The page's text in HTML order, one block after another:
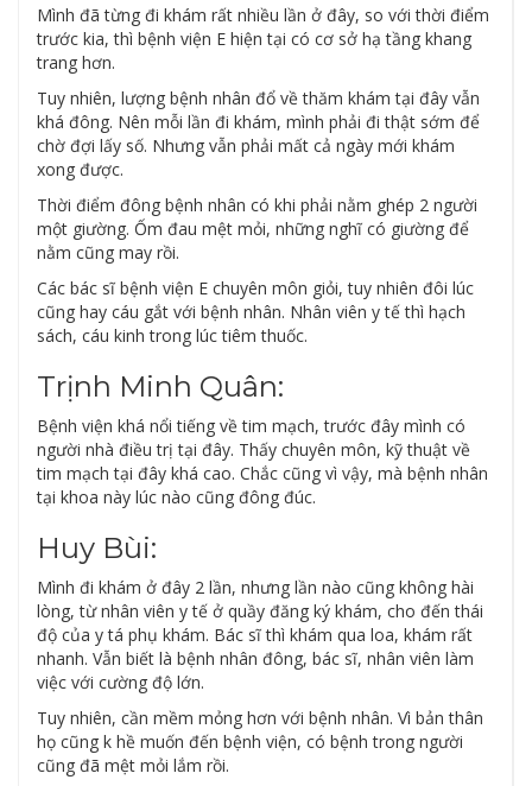
Mình đã từng đi khám rất nhiều lần ở đây, so với thời điểm
trước kia, thì bệnh viện E hiện tại có cơ sở hạ tầng khang
trang hơn.
Tuy nhiên, lượng bệnh nhân đổ về thăm khám tại đây vẫn
khá đông. Nên mỗi lần đi khám, mình phải đi thật sớm để
chờ đợi lấy số. Nhưng vẫn phải mất cả ngày mới khám
xong được.
Thời điểm đông bệnh nhân có khi phải nằm ghép 2 người
một giường. Ốm đau mệt mỏi, những nghĩ có giường để
nằm cũng may rồi.
Các bác sĩ bệnh viện E chuyên môn giỏi, tuy nhiên đôi lúc
cũng hay cáu gắt với bệnh nhân. Nhân viên y tế thì hạch
sách, cáu kinh trong lúc tiêm thuốc.
Trịnh Minh Quân:
Bệnh viện khá nổi tiếng về tim mạch, trước đây mình có
người nhà điều trị tại đây. Thấy chuyên môn, kỹ thuật về
tim mạch tại đây khá cao. Chắc cũng vì vậy, mà bệnh nhân
tại khoa này lúc nào cũng đông đúc.
Huy Bùi:
Mình đi khám ở đây 2 lần, nhưng lần nào cũng không hài
lòng, từ nhân viên y tế ở quầy đăng ký khám, cho đến thái
độ của y tá phụ khám. Bác sĩ thì khám qua loa, khám rất
nhanh. Vẫn biết là bệnh nhân đông, bác sĩ, nhân viên làm
việc với cường độ lớn.
Tuy nhiên, cần mềm mỏng hơn với bệnh nhân. Vì bản thân
họ cũng k hề muốn đến bệnh viện, có bệnh trong người
cũng đã mệt mỏi lắm rồi.